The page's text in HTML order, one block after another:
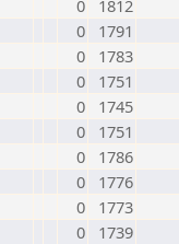
0
1812
0
1791
0
1783
0
1751
0
1745
0
1751
0
1786
0
1776
0
1773
0
1739